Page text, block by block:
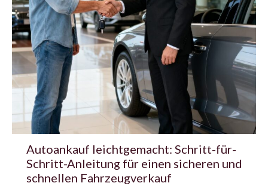
Autoankauf leichtgemacht: Schritt-für-
Schritt-Anleitung für einen sicheren und
schnellen Fahrzeugverkauf